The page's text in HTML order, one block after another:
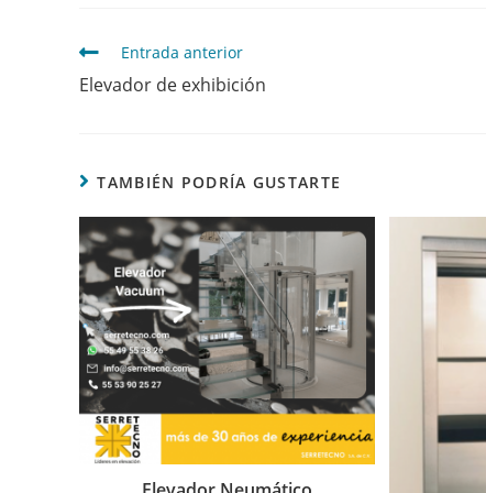
Entrada anterior
Elevador de exhibición
TAMBIÉN PODRÍA GUSTARTE